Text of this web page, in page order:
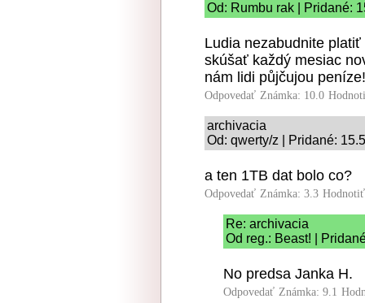
Od: Rumbu rak | Pridané:
Ludia nezabudnite
skúšať každý mesiac
nám lidi půjčujou peníze!
Odpovedať Známka: 10.0
archivacia
Od: qwerty/z | Pridané:
a ten 1TB dat bolo co?
Odpovedať Známka: 3.3
Re: archivacia
Od reg.: Beast! |
No predsa Janka H.
Odpovedať Známka: 9.1